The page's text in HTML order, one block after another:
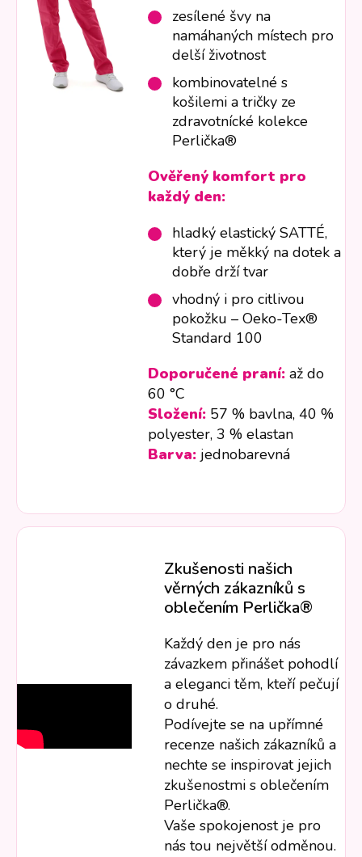
zesílené švy na
namáhaných místech pro
delší životnost
kombinovatelné s
košilemi a tričky ze
zdravotnícké kolekce
Perlička®
Ověřený komfort pro
každý den:
hladký elastický SATTÉ,
který je měkký na dotek a
dobře drží tvar
vhodný i pro citlivou
pokožku – Oeko-Tex®
Standard 100
Doporučené praní: až do
60 °C
Složení: 57 % bavlna, 40 %
polyester, 3 % elastan
Barva: jednobarevná
Zkušenosti našich
věrných zákazníků s
oblečením Perlička®
Každý den je pro nás
závazkem přinášet pohodlí
a eleganci těm, kteří pečují
o druhé.
Podívejte se na upřímné
recenze našich zákazníků a
nechte se inspirovat jejich
zkušenostmi s oblečením
Perlička®.
Vaše spokojenost je pro
nás tou největší odměnou.